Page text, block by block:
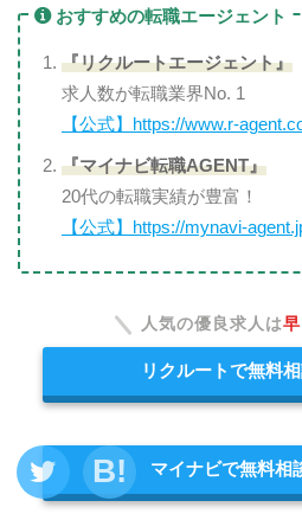
おすすめの転職エージェント
『リクルートエージェント』
求人数が転職業界No. 1
【公式】https://www.r-
『マイナビ転職AGENT』
20代の転職実績が豊富！
【公式】https://mynavi-
人気の優良求人は
リクルートで無料
マイナビで無料相